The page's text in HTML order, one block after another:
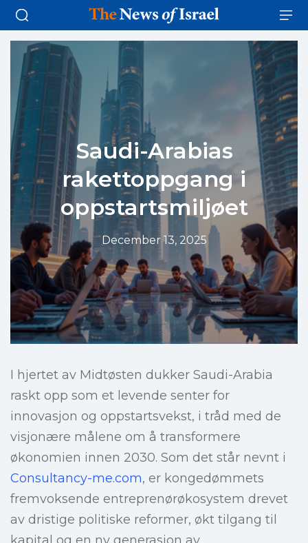
Saudi-Arabias
rakettoppgang i
oppstartsmiljøet
December 13, 2025
I hjertet av Midtøsten dukker Saudi-Arabia
raskt opp som et levende senter for
innovasjon og oppstartsvekst, i tråd med de
visjonære målene om å transformere
økonomien innen 2030. Som det står nevnt i
Consultancy-me.com, er kongedømmets
fremvoksende entreprenørøkosystem drevet
av dristige politiske reformer, økt tilgang til